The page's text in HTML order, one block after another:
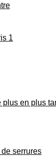
1
en plus
serrures